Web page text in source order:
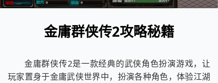
金庸群侠传2攻略秘籍
金庸群侠传2是一款经典的武侠角色扮演游戏，让
玩家置身于金庸武侠世界中，扮演各种角色，体验江湖